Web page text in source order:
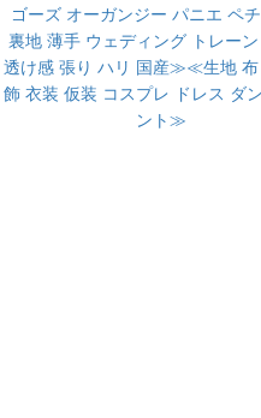
ゴーズ オーガンジー パニエ ペ
裏地 薄手 ウェディング トレー
透け感 張り ハリ 国産≫≪生地 布
飾 衣装 仮装 コスプレ ドレス ダ
ント≫